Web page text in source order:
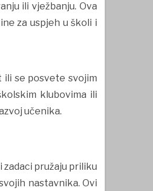
ili vježbanju. Ova
za uspjeh u školi i
ili se posvete svojim
klubovima ili
učenika.
pružaju priliku
nastavnika. Ovi